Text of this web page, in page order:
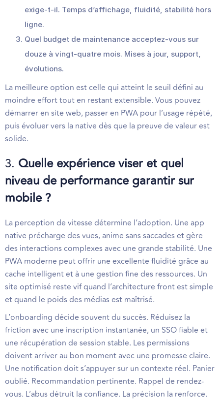
exige-t-il. Temps d’affichage, fluidité, stabilité hors
ligne.
Quel budget de maintenance acceptez-vous sur
douze à vingt-quatre mois. Mises à jour, support,
évolutions.
La meilleure option est celle qui atteint le seuil défini au
moindre effort tout en restant extensible. Vous pouvez
démarrer en site web, passer en PWA pour l’usage répété,
puis évoluer vers la native dès que la preuve de valeur est
solide.
3. Quelle expérience viser et quel
niveau de performance garantir sur
mobile ?
La perception de vitesse détermine l’adoption. Une app
native précharge des vues, anime sans saccades et gère
des interactions complexes avec une grande stabilité. Une
PWA moderne peut offrir une excellente fluidité grâce au
cache intelligent et à une gestion fine des ressources. Un
site optimisé reste vif quand l’architecture front est simple
et quand le poids des médias est maîtrisé.
L’onboarding décide souvent du succès. Réduisez la
friction avec une inscription instantanée, un SSO fiable et
une récupération de session stable. Les permissions
doivent arriver au bon moment avec une promesse claire.
Une notification doit s’appuyer sur un contexte réel. Panier
oublié. Recommandation pertinente. Rappel de rendez-
vous. L’abus détruit la confiance. La précision la renforce.